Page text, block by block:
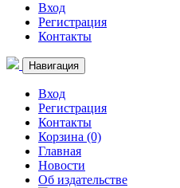
Вход
Регистрация
Контакты
Навигация
Вход
Регистрация
Контакты
Корзина (0)
Главная
Новости
Об издательстве